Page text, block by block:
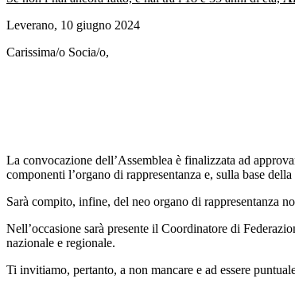
Leverano, 10 giugno 2024
Carissima/o Socia/o,
La convocazione dell’Assemblea è finalizzata ad
componenti l’organo di rappresentanza e, sulla base
Sarà compito, infine, del neo organo di rappresentanza
Nell’occasione sarà presente il Coordinatore di
nazionale e regionale.
Ti invitiamo, pertanto, a non mancare e ad essere